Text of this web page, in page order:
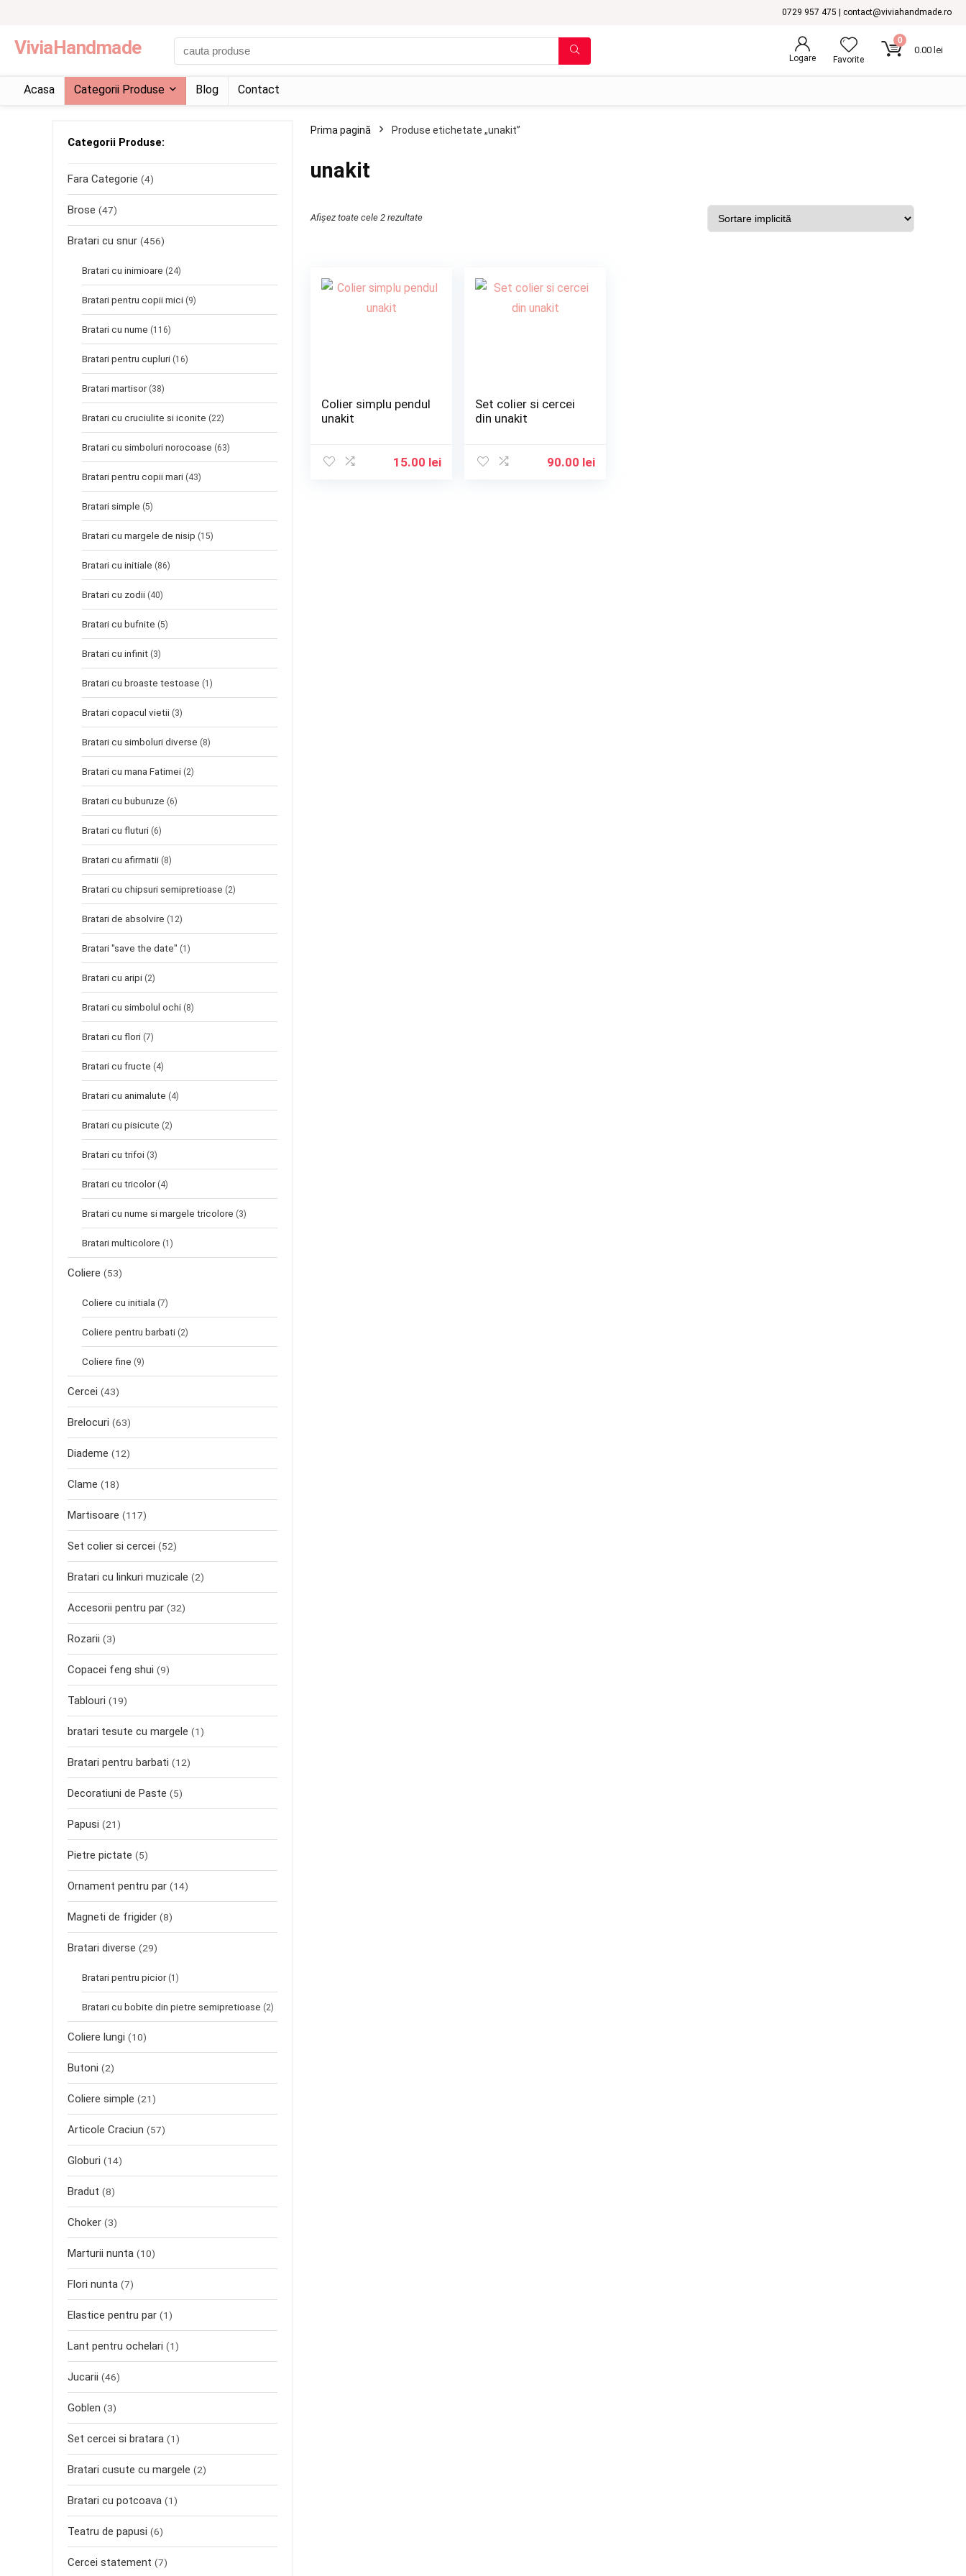
0729 957 475 | contact@viviahandmade.ro
ViviaHandmade
Logare Favorite
0
0.00 lei
Acasa Categorii Produse Blog Contact
Categorii Produse:
Fara Categorie (4)
Brose (47)
Bratari cu snur (456)
Bratari cu inimioare (24)
Bratari pentru copii mici (9)
Bratari cu nume (116)
Bratari pentru cupluri (16)
Bratari martisor (38)
Bratari cu cruciulite si iconite (22)
Bratari cu simboluri norocoase (63)
Bratari pentru copii mari (43)
Bratari simple (5)
Bratari cu margele de nisip (15)
Bratari cu initiale (86)
Bratari cu zodii (40)
Bratari cu bufnite (5)
Bratari cu infinit (3)
Bratari cu broaste testoase (1)
Bratari copacul vietii (3)
Bratari cu simboluri diverse (8)
Bratari cu mana Fatimei (2)
Bratari cu buburuze (6)
Bratari cu fluturi (6)
Bratari cu afirmatii (8)
Bratari cu chipsuri semipretioase (2)
Bratari de absolvire (12)
Bratari "save the date" (1)
Bratari cu aripi (2)
Bratari cu simbolul ochi (8)
Bratari cu flori (7)
Bratari cu fructe (4)
Bratari cu animalute (4)
Bratari cu pisicute (2)
Bratari cu trifoi (3)
Bratari cu tricolor (4)
Bratari cu nume si margele tricolore (3)
Bratari multicolore (1)
Coliere (53)
Coliere cu initiala (7)
Coliere pentru barbati (2)
Coliere fine (9)
Cercei (43)
Brelocuri (63)
Diademe (12)
Clame (18)
Martisoare (117)
Set colier si cercei (52)
Bratari cu linkuri muzicale (2)
Accesorii pentru par (32)
Rozarii (3)
Copacei feng shui (9)
Tablouri (19)
bratari tesute cu margele (1)
Bratari pentru barbati (12)
Decoratiuni de Paste (5)
Papusi (21)
Pietre pictate (5)
Ornament pentru par (14)
Magneti de frigider (8)
Bratari diverse (29)
Bratari pentru picior (1)
Bratari cu bobite din pietre semipretioase (2)
Coliere lungi (10)
Butoni (2)
Coliere simple (21)
Articole Craciun (57)
Globuri (14)
Bradut (8)
Choker (3)
Marturii nunta (10)
Flori nunta (7)
Elastice pentru par (1)
Lant pentru ochelari (1)
Jucarii (46)
Goblen (3)
Set cercei si bratara (1)
Bratari cusute cu margele (2)
Bratari cu potcoava (1)
Teatru de papusi (6)
Cercei statement (7)
Prima pagină Produse etichetate „unakit”
unakit
Afișez toate cele 2 rezultate
Colier simplu pendul
unakit
15.00 lei
Set colier si cercei
din unakit
90.00 lei